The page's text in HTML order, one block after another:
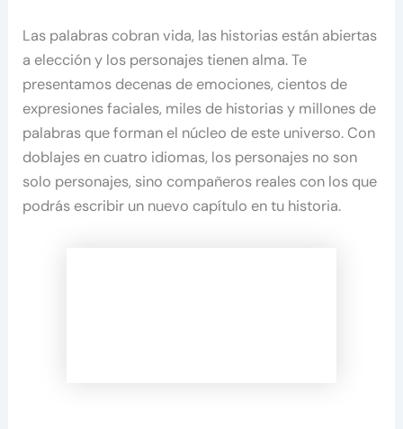
Las palabras cobran vida, las historias están abiertas
a elección y los personajes tienen alma. Te
presentamos decenas de emociones, cientos de
expresiones faciales, miles de historias y millones de
palabras que forman el núcleo de este universo. Con
doblajes en cuatro idiomas, los personajes no son
solo personajes, sino compañeros reales con los que
podrás escribir un nuevo capítulo en tu historia.